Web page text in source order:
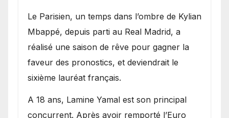
Le Parisien, un temps dans l’ombre de Kylian
Mbappé, depuis parti au Real Madrid, a
réalisé une saison de rêve pour gagner la
faveur des pronostics, et deviendrait le
sixième lauréat français.
A 18 ans, Lamine Yamal est son principal
concurrent. Après avoir remporté l’Euro